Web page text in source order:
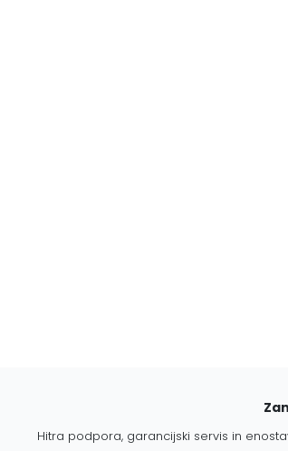
Hitra podpora, garancijski servis in